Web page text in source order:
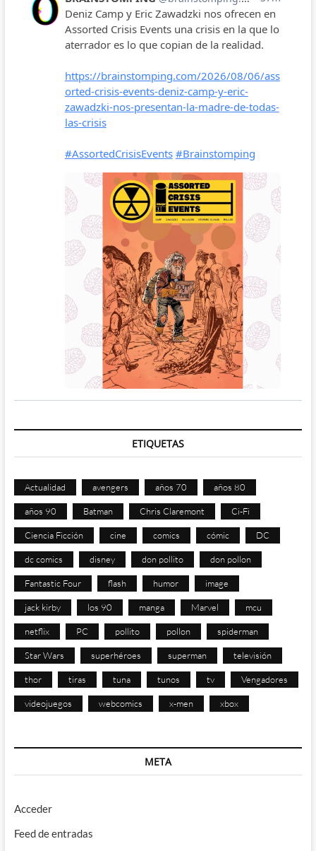
ETIQUETAS
Actualidad avengers años 70 años 80
años 90 Batman Chris Claremont Ci-Fi
Ciencia Ficción cine comics cómic DC
dc comics disney don pollito don pollon
Fantastic Four flash humor image
jack kirby los 90 manga Marvel mcu
netflix PC pollito pollon spiderman
Star Wars superhéroes superman televisión
thor tiras tuna tunos tv Vengadores
videojuegos webcomics x-men xbox
META
Acceder
Feed de entradas